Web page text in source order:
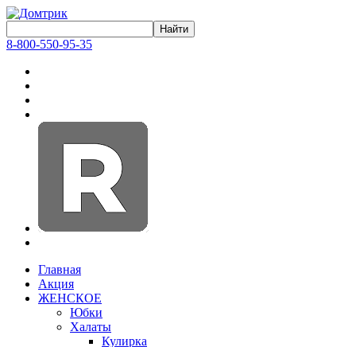
8-800-550-95-35
Главная
Акция
ЖЕНСКОЕ
Юбки
Халаты
Кулирка